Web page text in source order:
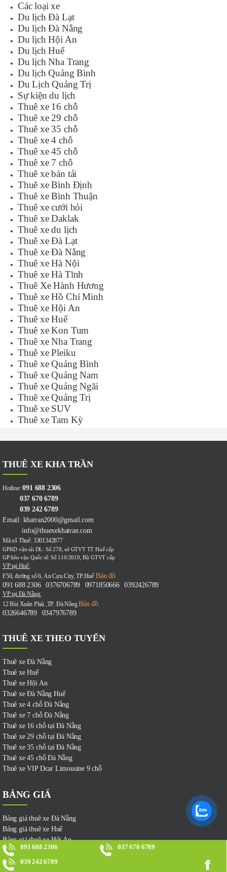
Các loại xe
Du lịch Đà Lạt
Du lịch Đà Nẵng
Du lịch Hội An
Du lịch Huế
Du lịch Nha Trang
Du lịch Quảng Bình
Du Lịch Quảng Trị
Sự kiện du lịch
Thuê xe 16 chỗ
Thuê xe 29 chỗ
Thuê xe 35 chỗ
Thuê xe 4 chỗ
Thuê xe 45 chỗ
Thuê xe 7 chỗ
Thuê xe bán tải
Thuê xe Bình Định
Thuê xe Bình Thuận
Thuê xe cưới hỏi
Thuê xe Daklak
Thuê xe du lịch
Thuê xe Đà Lạt
Thuê xe Đà Nẵng
Thuê xe Hà Nội
Thuê xe Hà Tĩnh
Thuê Xe Hành Hương
Thuê xe Hồ Chí Minh
Thuê xe Hội An
Thuê xe Huế
Thuê xe Kon Tum
Thuê xe Nha Trang
Thuê xe Pleiku
Thuê xe Quảng Bình
Thuê xe Quảng Nam
Thuê xe Quảng Ngãi
Thuê xe Quảng Trị
Thuê xe SUV
Thuê xe Tam Kỳ
THUÊ XE KHA TRẦN
Hotline:091 688 2306
037 670 6789
039 242 6789
Email: khatran2000@gmail.com
info@thuexekhatran.com
Mã số Thuế: 3301342877
GPKD vận tải DL: Số 278, sở GTVT TT Huế cấp
GP liên vận Quốc tế: Số 110/2019, Bộ GTVT cấp
VP tại Huế:
F50, đường số 6, An Cựu City, TP.HuếBản đồ
091 688 2306
-0376706789 0971850666 -0392426789
VP tại Đà Nẵng:
12 Bùi Xuân Phái ,TP. Đà NẵngBản đồ
0326646789
0347976789
THUÊ XE THEO TUYẾN
Thuê xe Đà Nẵng
Thuê xe Huế
Thuê xe Hội An
Thuê xe Đà Nẵng Huế
Thuê xe 4 chỗ Đà Nẵng
Thuê xe 7 chỗ Đà Nẵng
Thuê xe 16 chỗ tại Đà Nẵng
Thuê xe 29 chỗ tại Đà Nẵng
Thuê xe 35 chỗ tại Đà Nẵng
Thuê xe 45 chỗ Đà Nẵng
Thuê xe VIP Dcar Limousine 9 chỗ
BẢNG GIÁ
Bảng giá thuê xe Đà Nẵng
Bảng giá thuê xe Huế
Bảng giá thuê xe Hội An
Bảng giá thuê xe hành hương
Bảng giá thuê xe tháng, hợp đồng
091 688 2306 037 670 6789
039 242 6789